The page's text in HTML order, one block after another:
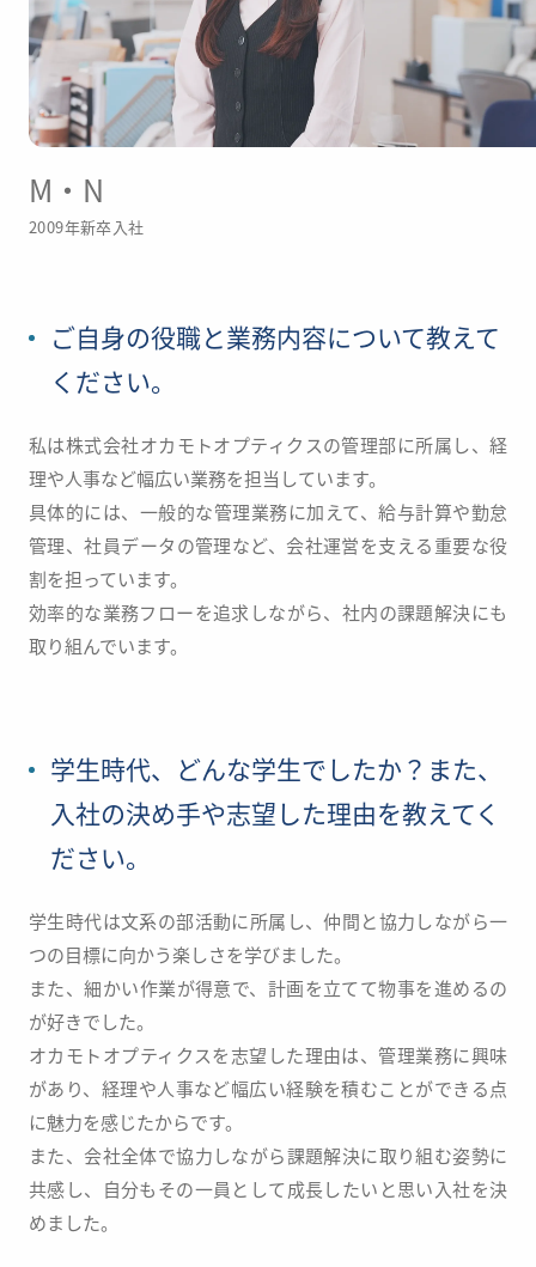
M・N
2009年新卒入社
ご自身の役職と業務内容について教えて
ください。
私は株式会社オカモトオプティクスの管理部に所属し、経
理や人事など幅広い業務を担当しています。
具体的には、一般的な管理業務に加えて、給与計算や勤怠
管理、社員データの管理など、 会社運営を支える重要な役
割を担っています。
効率的な業務フローを追求しながら、社内の課題解決にも
取り組んでいます。
学生時代、どんな学生でしたか？また、
入社の決め手や志望した理由を教えてく
ださい。
学生時代は文系の部活動に所属し、仲間と協力しながら一
つの目標に向かう楽しさを学びました。
また、細かい作業が得意で、計画を立てて物事を進めるの
が好きでした。
オカモトオプティクスを志望した理由は、管理業務に興味
があり、 経理や人事など幅広い経験を積むことができる点
に魅力を感じたからです。
また、会社全体で協力しながら課題解決に取り組む姿勢に
共感し、
自分もその一員として成長したいと思い入社を決
めました。